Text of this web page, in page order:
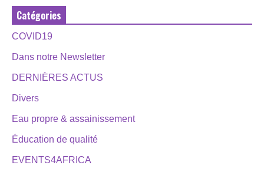
Catégories
COVID19
Dans notre Newsletter
DERNIÈRES ACTUS
Divers
Eau propre & assainissement
Éducation de qualité
EVENTS4AFRICA